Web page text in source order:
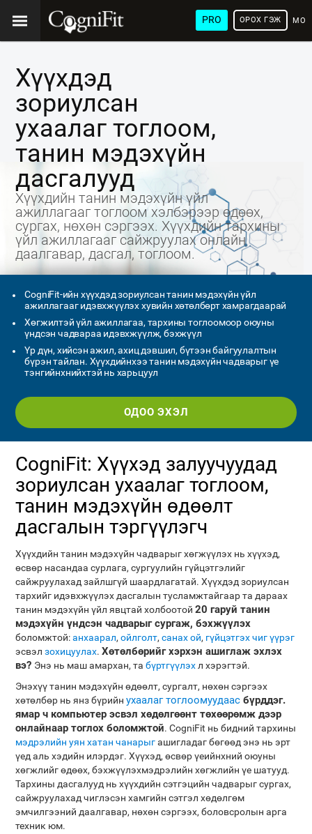
PRO
ХЭЛ
ОРОХ ГЭЖ
Хүүхдэд
зориулсан
ухаалаг тоглоом,
танин мэдэхүйн
дасгалууд
Хүүхдийн танин мэдэхүйн үйл
ажиллагааг тоглоом хэлбэрээр өдөөх,
сургах, нөхөн сэргээх. Хүүхдийн тархины
үйл ажиллагааг сайжруулах онлайн
даалгавар, дасгал, тоглоом.
CogniFit-ийн хүүхдэд зориулсан танин мэдэхүйн үйл
ажиллагааг идэвхжүүлэх хувийн хөтөлбөрт хамрагдаарай
Хөгжилтэй үйл ажиллагаа, тархины тоглоомоор оюуны
үндсэн чадвараа идэвхжүүлж, бэхжүүл
Үр дүн, хийсэн ажил, ахиц дэвшил, бүтээн байгуулалтын
бүрэн тайлан. Хүүхдийнхээ танин мэдэхүйн чадварыг үе
тэнгийнхнийхтэй нь харьцуул
ОДОО ЭХЭЛ
CogniFit: Хүүхэд залуучуудад
зориулсан ухаалаг тоглоом,
танин мэдэхүйн өдөөлт
дасгалын тэргүүлэгч
Хүүхдийн танин мэдэхүйн чадварыг хөгжүүлэх нь хүүхэд,
өсвөр насандаа сурлага, сургуулийн гүйцэтгэлийг
сайжруулахад зайлшгүй шаардлагатай. Хүүхдэд зориулсан
тархийг идэвхжүүлэх дасгалын тусламжтайгаар та дараах
танин мэдэхүйн үйл явцтай холбоотой20 гаруй танин
мэдэхүйн үндсэн чадварыг сургаж, бэхжүүлэх
боломжтой:анхаарал,ойлголт,санах ой, гүйцэтгэх чиг үүрэг
эсвэлзохицуулах.Хөтөлбөрийг хэрхэн ашиглаж эхлэх
вэ? Энэ нь маш амархан, табүртгүүлэхл хэрэгтэй.
Энэхүү танин мэдэхүйн өдөөлт, сургалт, нөхөн сэргээх
хөтөлбөр нь янз бүрийнухаалаг тоглоомуудаас бүрддэг.
ямар ч компьютер эсвэл хөдөлгөөнт төхөөрөмж дээр
онлайнаар тоглох боломжтой. CogniFit нь бидний тархины
мэдрэлийн уян хатан чанарыгашигладаг бөгөөд энэ нь эрт
үед аль хэдийн илэрдэг. Хүүхэд, өсвөр үеийнхний оюуны
хөгжлийг өдөөх, бэхжүүлэхмэдрэлийн хөгжлийн үе шатууд.
Тархины дасгалууд нь хүүхдийн сэтгэцийн чадварыг сургах,
сайжруулахад чиглэсэн хамгийн сэтгэл хөдөлгөм
эмчилгээний даалгавар, нөхөн сэргээх, боловсролын арга
техник юм.